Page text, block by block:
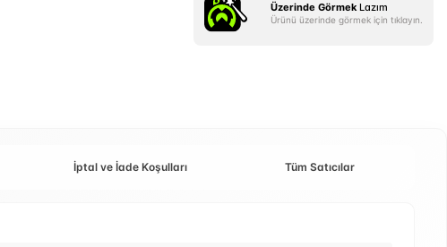
Üzerinde Görmek Lazım
Ürünü üzerinde görmek için tıklayın.
İptal ve İade Koşulları Tüm Satıcılar